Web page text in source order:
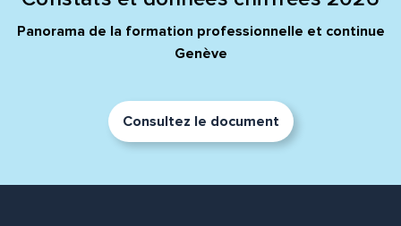
Panorama de la formation professionnelle et continue
Genève
Consultez le document